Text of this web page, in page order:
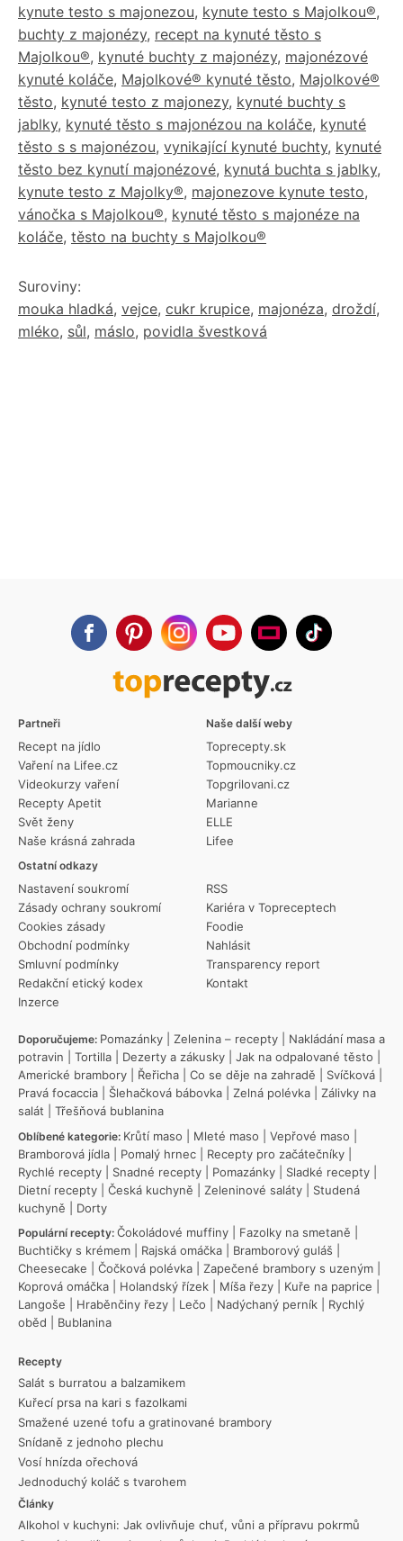
kynute testo s majonezou, kynute testo s Majolkou®,
buchty z majonézy, recept na kynuté těsto s
Majolkou®, kynuté buchty z majonézy, majonézové
kynuté koláče, Majolkové® kynuté těsto, Majolkové®
těsto, kynuté testo z majonezy, kynuté buchty s
jablky, kynuté těsto s majonézou na koláče, kynuté
těsto s s majonézou, vynikající kynuté buchty, kynuté
těsto bez kynutí majonézové, kynutá buchta s jablky,
kynute testo z Majolky®, majonezove kynute testo,
vánočka s Majolkou®, kynuté těsto s majonéze na
koláče, těsto na buchty s Majolkou®
Suroviny:
mouka hladká, vejce, cukr krupice, majonéza, droždí,
mléko, sůl, máslo, povidla švestková
Partneři
Recept na jídlo
Vaření na Lifee.cz
Videokurzy vaření
Recepty Apetit
Svět ženy
Naše krásná zahrada
Ostatní odkazy
Nastavení soukromí
Zásady ochrany soukromí
Cookies zásady
Obchodní podmínky
Smluvní podmínky
Redakční etický kodex
Inzerce
RSS
Kariéra v Topreceptech
Foodie
Nahlásit
Transparency report
Kontakt
Naše další weby
Toprecepty.sk
Topmoucniky.cz
Topgrilovani.cz
Marianne
ELLE
Lifee
Doporučujeme: Pomazánky Zelenina – recepty
Nakládání masa a
potravin
Tortilla Dezerty a zákusky Jak na odpalované těsto
Americké brambory
Řeřicha Co se děje na zahradě Svíčková
Pravá focaccia
Šlehačková bábovka Zelná polévka
Zálivky na
salát
Třešňová bublanina
Oblíbené kategorie: Krůtí maso Mleté maso Vepřové maso
Bramborová jídla
Pomalý hrnec Recepty pro začátečníky
Rychlé recepty
Snadné recepty Pomazánky Sladké recepty
Dietní recepty
Česká kuchyně Zeleninové saláty
Studená
kuchyně
Dorty
Populární recepty: Čokoládové muffiny Fazolky na smetaně
Buchtičky s krémem
Rajská omáčka Bramborový guláš
Cheesecake
Čočková polévka Zapečené brambory s uzeným
Koprová omáčka
Holandský řízek Míša řezy Kuře na paprice
Langoše
Hraběnčiny řezy Lečo Nadýchaný perník
Rychlý
oběd
Bublanina
Recepty
Salát s burratou a balzamikem
Kuřecí prsa na kari s fazolkami
Smažené uzené tofu a gratinované brambory
Snídaně z jednoho plechu
Vosí hnízda ořechová
Jednoduchý koláč s tvarohem
Články
Alkohol v kuchyni: Jak ovlivňuje chuť, vůni a přípravu pokrmů